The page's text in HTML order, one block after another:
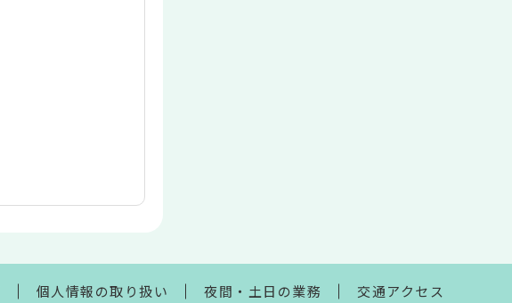
個人情報の取り扱い 夜間・土日の業務 交通アクセス